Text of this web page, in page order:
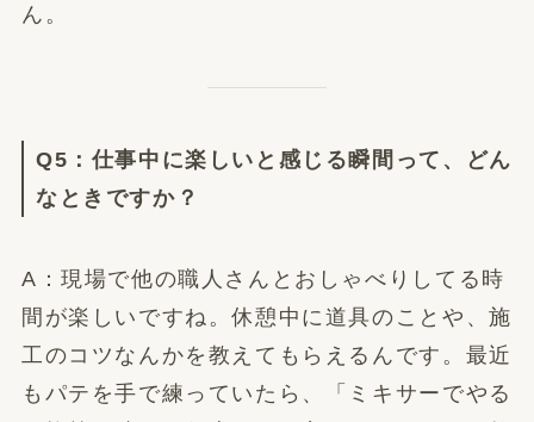
ん。
Q5：仕事中に楽しいと感じる瞬間って、どん
なときですか？
A：現場で他の職人さんとおしゃべりしてる時
間が楽しいですね。休憩中に道具のことや、施
工のコツなんかを教えてもらえるんです。最近
もパテを手で練っていたら、「ミキサーでやる